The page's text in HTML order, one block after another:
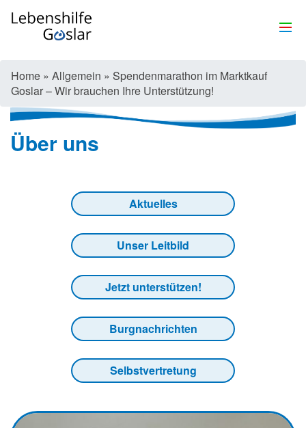
Home » Allgemein » Spendenmarathon im Marktkauf
Goslar – Wir brauchen Ihre Unterstützung!
Über uns
Aktuelles
Unser Leitbild
Jetzt unterstützen!
Burgnachrichten
Selbstvertretung